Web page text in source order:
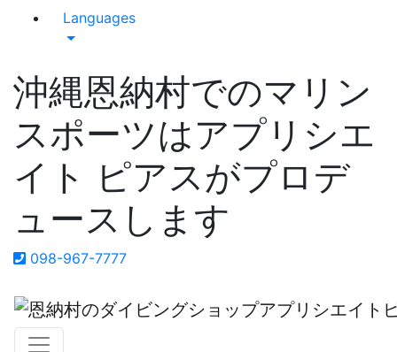
Languages
沖縄恩納村でのマリン
スポーツはアプリシエ
イト ピアスがプロデ
ュースします
098-967-7777